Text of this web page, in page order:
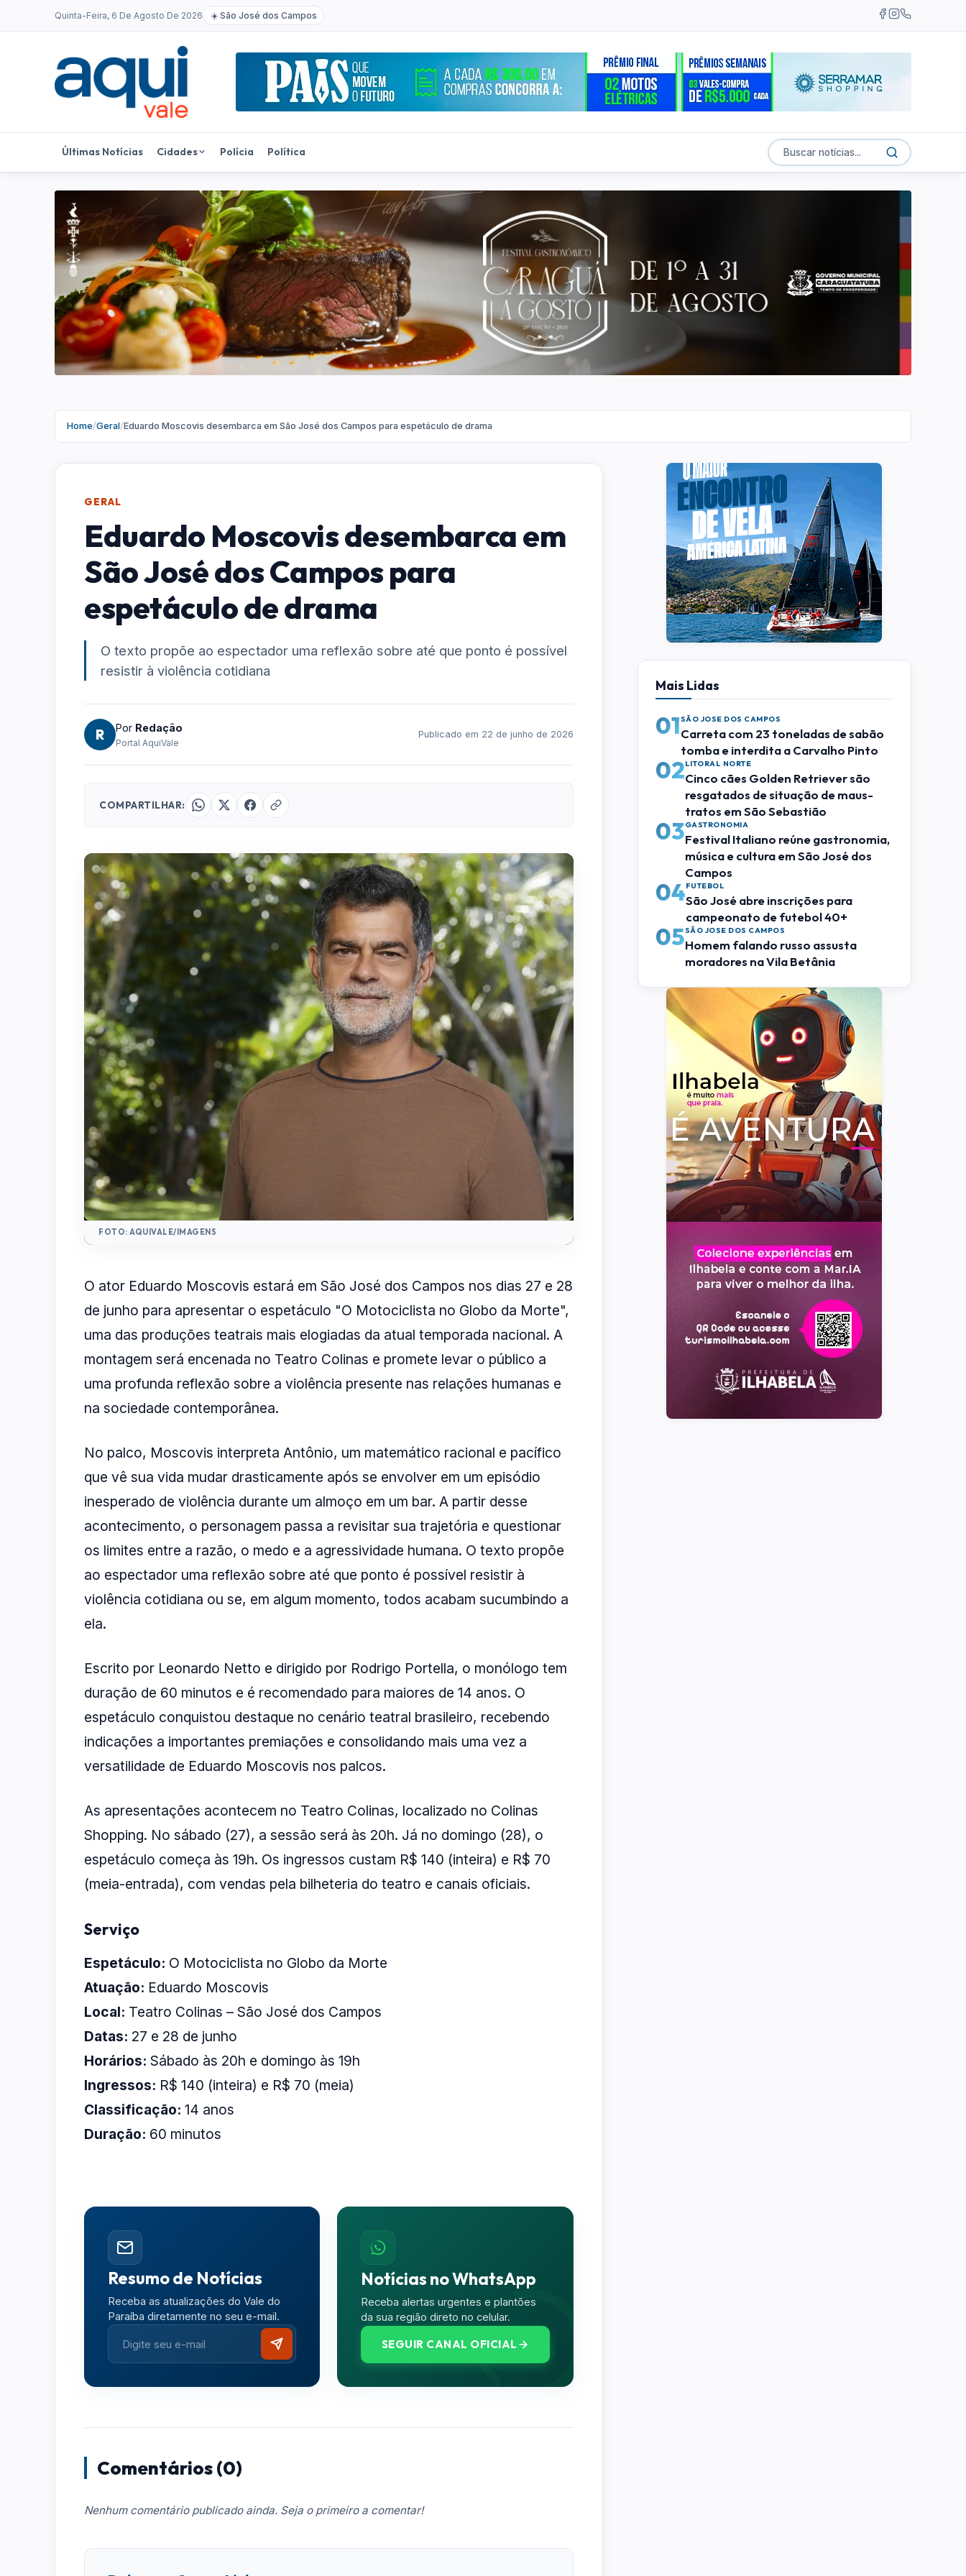
Quinta-Feira, 6 De Agosto De 2026 ☀️ São José dos Campos
Últimas Notícias Cidades Polícia Política
Home/Geral/Eduardo Moscovis desembarca em São José dos Campos para espetáculo de drama
GERAL
Eduardo Moscovis desembarca em
São José dos Campos para
espetáculo de drama
O texto propõe ao espectador uma reflexão sobre até que ponto é possível
resistir à violência cotidiana
R Por Redação
Portal AquiVale
Publicado em 22 de junho de 2026
COMPARTILHAR:
FOTO: AQUIVALE/IMAGENS
O ator Eduardo Moscovis estará em São José dos Campos nos dias 27 e 28
de junho para apresentar o espetáculo "O Motociclista no Globo da Morte",
uma das produções teatrais mais elogiadas da atual temporada nacional. A
montagem será encenada no Teatro Colinas e promete levar o público a
uma profunda reflexão sobre a violência presente nas relações humanas e
na sociedade contemporânea.
No palco, Moscovis interpreta Antônio, um matemático racional e pacífico
que vê sua vida mudar drasticamente após se envolver em um episódio
inesperado de violência durante um almoço em um bar. A partir desse
acontecimento, o personagem passa a revisitar sua trajetória e questionar
os limites entre a razão, o medo e a agressividade humana. O texto propõe
ao espectador uma reflexão sobre até que ponto é possível resistir à
violência cotidiana ou se, em algum momento, todos acabam sucumbindo a
ela.
Escrito por Leonardo Netto e dirigido por Rodrigo Portella, o monólogo tem
duração de 60 minutos e é recomendado para maiores de 14 anos. O
espetáculo conquistou destaque no cenário teatral brasileiro, recebendo
indicações a importantes premiações e consolidando mais uma vez a
versatilidade de Eduardo Moscovis nos palcos.
As apresentações acontecem no Teatro Colinas, localizado no Colinas
Shopping. No sábado (27), a sessão será às 20h. Já no domingo (28), o
espetáculo começa às 19h. Os ingressos custam R$ 140 (inteira) e R$ 70
(meia-entrada), com vendas pela bilheteria do teatro e canais oficiais.
Serviço
Espetáculo: O Motociclista no Globo da Morte
Atuação: Eduardo Moscovis
Local: Teatro Colinas – São José dos Campos
Datas: 27 e 28 de junho
Horários: Sábado às 20h e domingo às 19h
Ingressos: R$ 140 (inteira) e R$ 70 (meia)
Classificação: 14 anos
Duração: 60 minutos
Resumo de Notícias
Receba as atualizações do Vale do
Paraíba diretamente no seu e-mail.
Notícias no WhatsApp
Receba alertas urgentes e plantões
da sua região direto no celular.
SEGUIR CANAL OFICIAL
Comentários (0)
Nenhum comentário publicado ainda. Seja o primeiro a comentar!
Mais Lidas
01SÃO JOSE DOS CAMPOS
Carreta com 23 toneladas de sabão
tomba e interdita a Carvalho Pinto
02LITORAL NORTE
Cinco cães Golden Retriever são
resgatados de situação de maus-
tratos em São Sebastião
03GASTRONOMIA
Festival Italiano reúne gastronomia,
música e cultura em São José dos
Campos
04FUTEBOL
São José abre inscrições para
campeonato de futebol 40+
05SÃO JOSE DOS CAMPOS
Homem falando russo assusta
moradores na Vila Betânia